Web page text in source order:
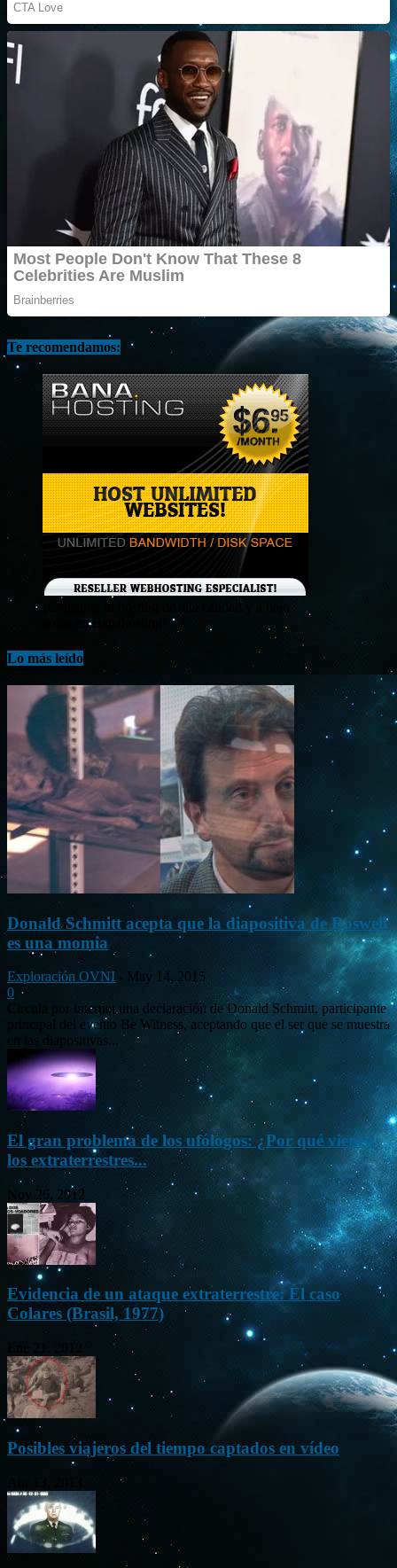
Te recomendamos:
¡Consigue tu hosting de alta calidad y a bajo
costo en Banahosting!
Lo más leído
Donald Schmitt acepta que la diapositiva de Roswell
es una momia
Exploración OVNI - May 14, 2015
0
Circula por internet una declaración de Donald Schmitt, participante
principal del evento Be Witness, aceptando que el ser que se muestra
en las diapositivas...
El gran problema de los ufólogos: ¿Por qué vienen
los extraterrestres...
Nov 26, 2012
Evidencia de un ataque extraterrestre: El caso
Colares (Brasil, 1977)
Posibles viajeros del tiempo captados en vídeo